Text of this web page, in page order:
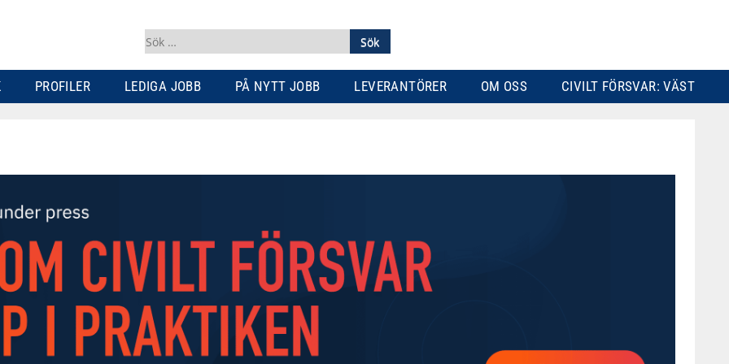
Sök
efter:
PROFILER LEDIGA JOBB PÅ NYTT JOBB LEVERANTÖRER OM OSS CIVILT FÖRSVAR: VÄST